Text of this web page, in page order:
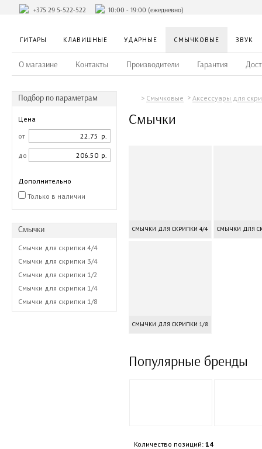
+375 29 5-522-522 10:00 - 19:00 (ежедневно)
ГИТАРЫ КЛАВИШНЫЕ УДАРНЫЕ СМЫЧКОВЫЕ ЗВУК
О магазине Контакты Производители Гарантия
Подбор по параметрам
Цена
от
р.
до р.
Дополнительно
Только в наличии
Смычки
Смычки для скрипки 4/4
Смычки для скрипки 3/4
Смычки для скрипки 1/2
Смычки для скрипки 1/4
Смычки для скрипки 1/8
Смычковые Аксессуары для
Смычки
СМЫЧКИ ДЛЯ СКРИПКИ 4/4 СМЫЧКИ ДЛЯ
СМЫЧКИ ДЛЯ СКРИПКИ 1/8
Популярные бренды
Количество позиций: 14